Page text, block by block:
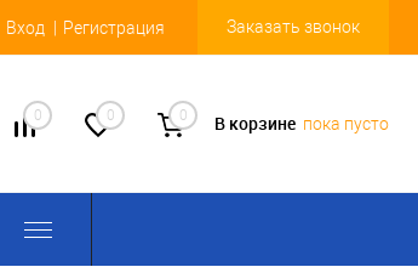
Вход Регистрация Заказать звонок
0 0 0 В корзине пока пусто